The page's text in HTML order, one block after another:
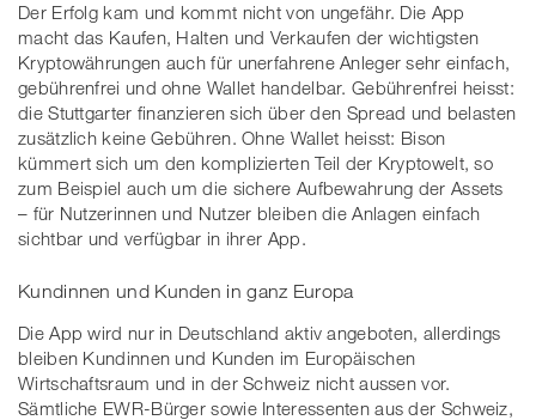
Der Erfolg kam und kommt nicht von ungefähr. Die App
macht das Kaufen, Halten und Verkaufen der wichtigsten
Kryptowährungen auch für unerfahrene Anleger sehr einfach,
gebührenfrei und ohne Wallet handelbar. Gebührenfrei heisst:
die Stuttgarter finanzieren sich über den Spread und belasten
zusätzlich keine Gebühren. Ohne Wallet heisst: Bison
kümmert sich um den komplizierten Teil der Kryptowelt, so
zum Beispiel auch um die sichere Aufbewahrung der Assets
– für Nutzerinnen und Nutzer bleiben die Anlagen einfach
sichtbar und verfügbar in ihrer App.
Kundinnen und Kunden in ganz Europa
Die App wird nur in Deutschland aktiv angeboten, allerdings
bleiben Kundinnen und Kunden im Europäischen
Wirtschaftsraum und in der Schweiz nicht aussen vor.
Sämtliche EWR-Bürger sowie Interessenten aus der Schweiz,